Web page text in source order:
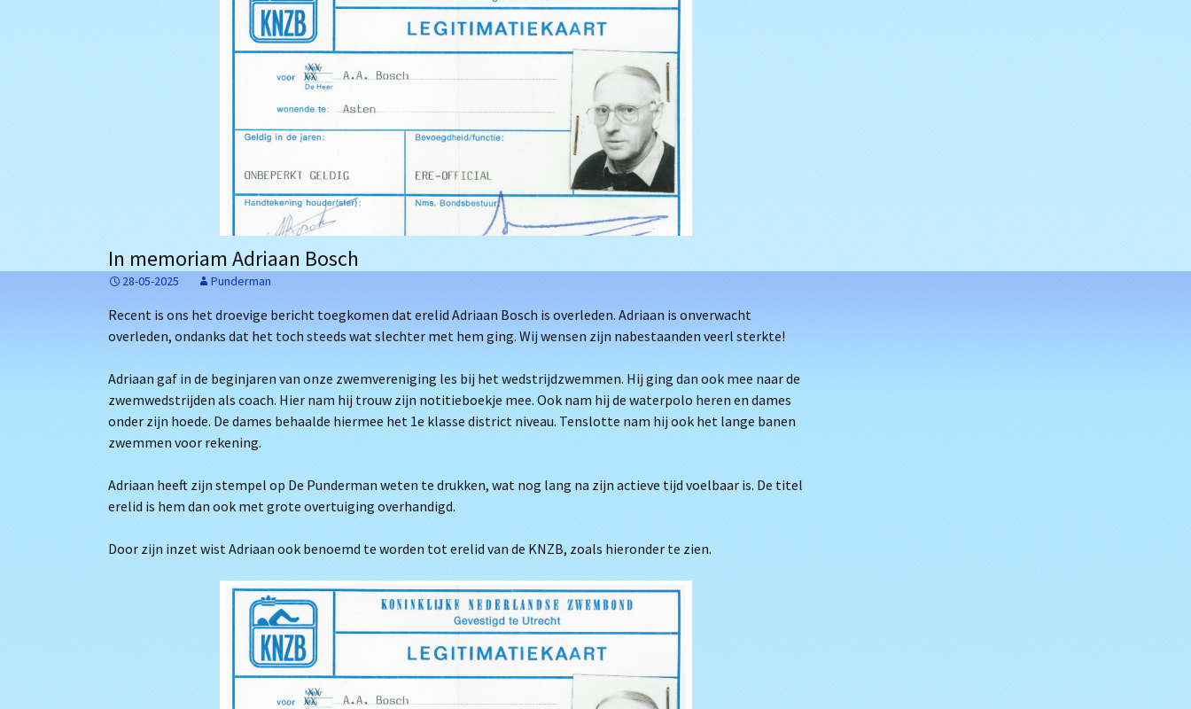
In memoriam Adriaan Bosch
28-05-2025 Punderman
Recent is ons het droevige bericht toegkomen dat erelid Adriaan Bosch is overleden. Adriaan is onverwacht
overleden, ondanks dat het toch steeds wat slechter met hem ging. Wij wensen zijn nabestaanden veerl sterkte!
Adriaan gaf in de beginjaren van onze zwemvereniging les bij het wedstrijdzwemmen. Hij ging dan ook mee naar de
zwemwedstrijden als coach. Hier nam hij trouw zijn notitieboekje mee. Ook nam hij de waterpolo heren en dames
onder zijn hoede. De dames behaalde hiermee het 1e klasse district niveau. Tenslotte nam hij ook het lange banen
zwemmen voor rekening.
Adriaan heeft zijn stempel op De Punderman weten te drukken, wat nog lang na zijn actieve tijd voelbaar is. De titel
erelid is hem dan ook met grote overtuiging overhandigd.
Door zijn inzet wist Adriaan ook benoemd te worden tot erelid van de KNZB, zoals hieronder te zien.